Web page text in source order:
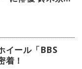
イール「BBS
着！